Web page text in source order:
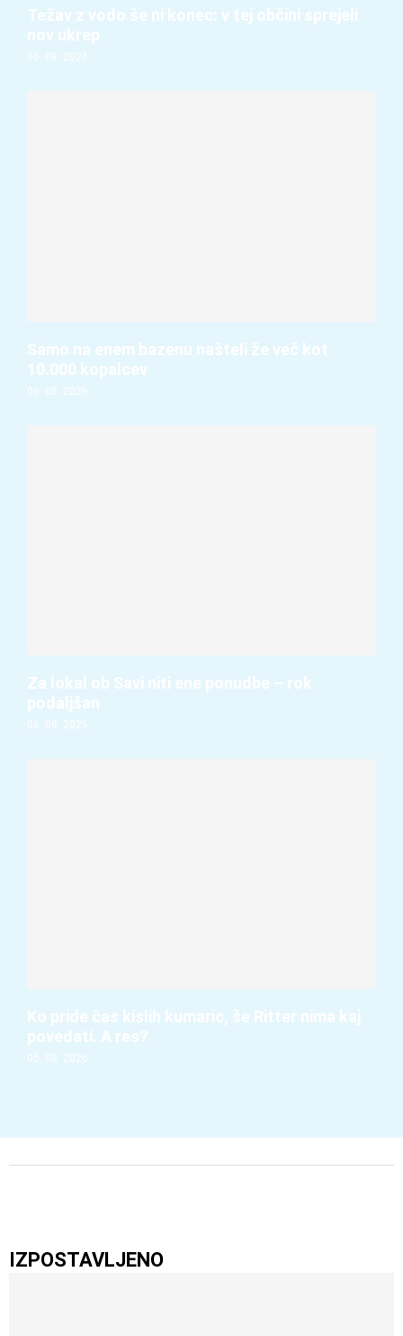
Težav z vodo še ni konec: v tej občini sprejeli
nov ukrep
06. 08. 2026
Samo na enem bazenu našteli že več kot
10.000 kopalcev
06. 08. 2026
Za lokal ob Savi niti ene ponudbe – rok
podaljšan
06. 08. 2026
Ko pride čas kislih kumaric, še Ritter nima kaj
povedati. A res?
05. 08. 2026
IZPOSTAVLJENO